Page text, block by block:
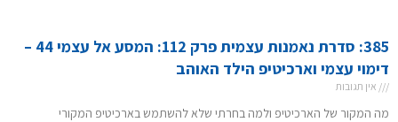
385: סדרת נאמנות עצמית פרק 112: המסע אל עצמי 44 –
דימוי עצמי וארכיטיפ הילד האוהב
אין תגובות
מה המקור של הארכיטיפ ולמה בחרתי שלא להשתמש בארכיטיפ המקורי